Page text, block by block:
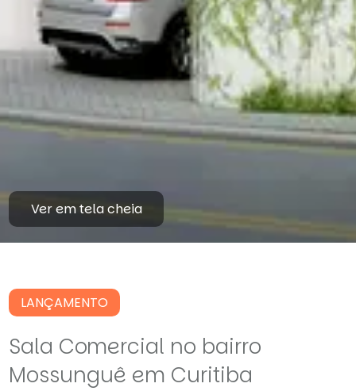
Ver em tela cheia
LANÇAMENTO
Sala Comercial no bairro
Mossunguê em Curitiba